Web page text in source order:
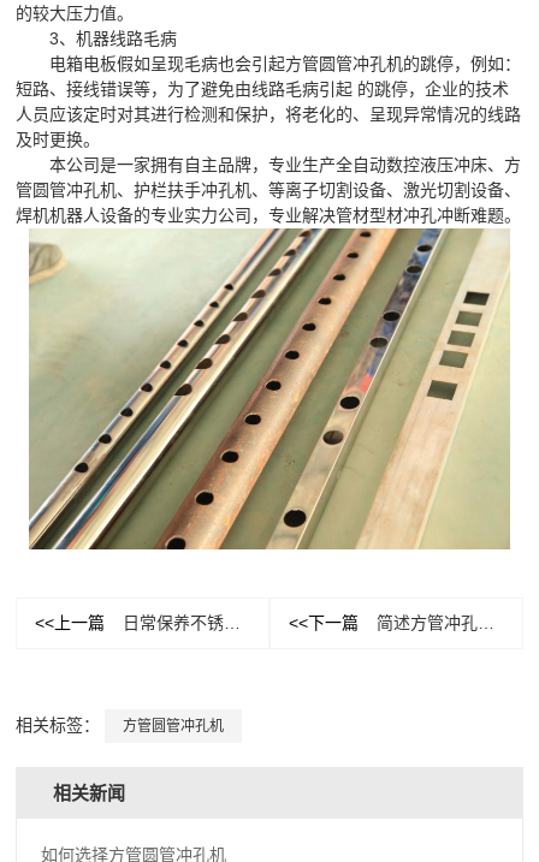
的较大压力值。
3、机器线路毛病
电箱电板假如呈现毛病也会引起方管圆管冲孔机的跳停，例如：
短路、接线错误等，为了避免由线路毛病引起 的跳停，企业的技术
人员应该定时对其进行检测和保护，将老化的、呈现异常情况的线路
及时更换。
本公司是一家拥有自主品牌，专业生产全自动数控液压冲床、方
管圆管冲孔机、护栏扶手冲孔机、等离子切割设备、激光切割设备、
焊机机器人设备的专业实力公司，专业解决管材型材冲孔冲断难题。
<<上一篇 日常保养不锈钢管冲孔机的注意事项 <<下一篇 简述方管冲孔机有哪些注意事项？
相关标签： 方管圆管冲孔机
相关新闻
如何选择方管圆管冲孔机